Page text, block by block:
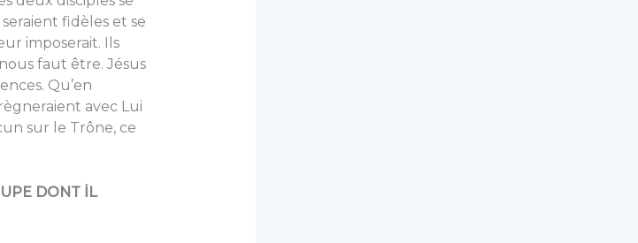
fidèles et se
imposerait. Ils
faut être. Jésus
Qu’en
avec Lui
sur le Trône, ce
DONT İL